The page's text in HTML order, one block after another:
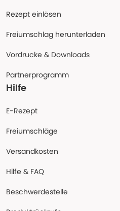
Rezept einlösen
Freiumschlag herunterladen
Vordrucke & Downloads
Partnerprogramm
Hilfe
E-Rezept
Freiumschläge
Versandkosten
Hilfe & FAQ
Beschwerdestelle